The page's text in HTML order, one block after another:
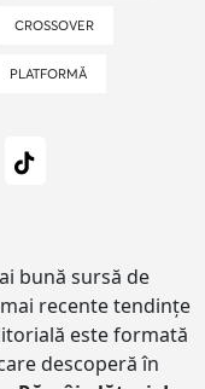
CROSSOVER
PLATFORMĂ
bună sursă de
recente tendințe
este formată
descoperă în